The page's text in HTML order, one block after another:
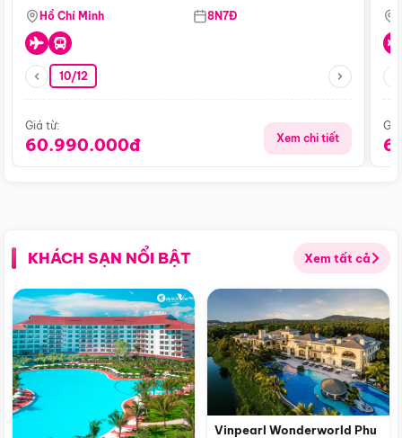
Hồ Chí Minh 8N7Đ
10/12
Giá từ:
60.990.000đ Xem chi tiết
KHÁCH SẠN NỔI BẬT Xem tất cả
Vinpearl Wonderworld Phu